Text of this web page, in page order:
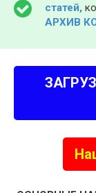
статей,
АРХИВ